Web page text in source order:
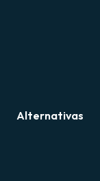
Alternativas